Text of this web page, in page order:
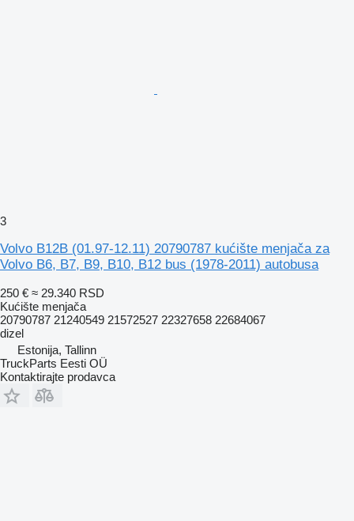
3
Volvo B12B (01.97-12.11) 20790787 kućište menjača za
Volvo B6, B7, B9, B10, B12 bus (1978-2011) autobusa
250 € ≈ 29.340 RSD
Kućište menjača
20790787 21240549 21572527 22327658 22684067
dizel
Estonija, Tallinn
TruckParts Eesti OÜ
Kontaktirajte prodavca